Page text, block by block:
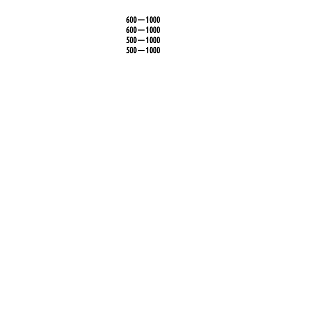
600 — 1000
600 — 1000
500 — 1000
500 — 1000